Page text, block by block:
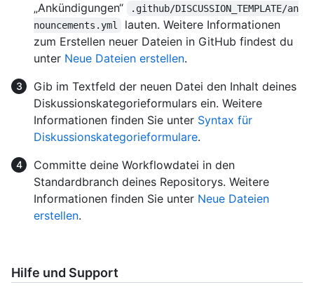
„Ankündigungen“
.github/DISCUSSION_TEMPLATE/an
nouncements.yml
lauten. Weitere Informationen
zum Erstellen neuer Dateien in GitHub findest du
unter Neue Dateien erstellen.
Gib im Textfeld der neuen Datei den Inhalt deines
Diskussionskategorieformulars ein. Weitere
Informationen finden Sie unter Syntax für
Diskussionskategorieformulare.
Committe deine Workflowdatei in den
Standardbranch deines Repositorys. Weitere
Informationen finden Sie unter Neue Dateien
erstellen.
Hilfe und Support